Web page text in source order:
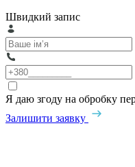
Швидкий запис
Я даю згоду на обробку
Залишити заявку